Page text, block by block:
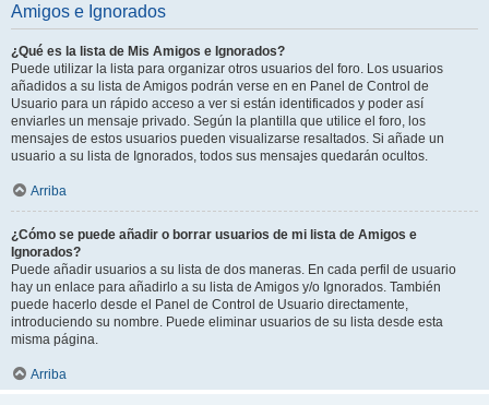
Amigos e Ignorados
¿Qué es la lista de Mis Amigos e Ignorados?
Puede utilizar la lista para organizar otros usuarios del foro. Los usuarios
añadidos a su lista de Amigos podrán verse en en Panel de Control de
Usuario para un rápido acceso a ver si están identificados y poder así
enviarles un mensaje privado. Según la plantilla que utilice el foro, los
mensajes de estos usuarios pueden visualizarse resaltados. Si añade un
usuario a su lista de Ignorados, todos sus mensajes quedarán ocultos.
Arriba
¿Cómo se puede añadir o borrar usuarios de mi lista de Amigos e
Ignorados?
Puede añadir usuarios a su lista de dos maneras. En cada perfil de usuario
hay un enlace para añadirlo a su lista de Amigos y/o Ignorados. También
puede hacerlo desde el Panel de Control de Usuario directamente,
introduciendo su nombre. Puede eliminar usuarios de su lista desde esta
misma página.
Arriba